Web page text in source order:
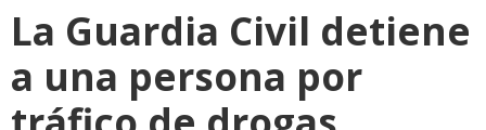
La Guardia Civil detiene
a una persona por